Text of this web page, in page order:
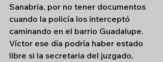
Sanabria, por no tener documentos
cuando la policía los interceptó
caminando en el barrio Guadalupe.
Víctor ese día podría haber estado
libre si la secretaria del juzgado,